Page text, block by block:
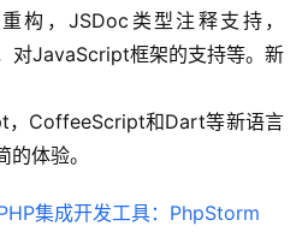
构，JSDoc类型注释支持，
对JavaScript框架的支持等。新
，CoffeeScript和Dart等新语言
体验。